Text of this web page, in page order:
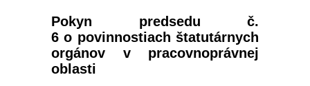
Pokyn predsedu č.
6 o povinnostiach štatutárnych
orgánov v pracovnoprávnej
oblasti